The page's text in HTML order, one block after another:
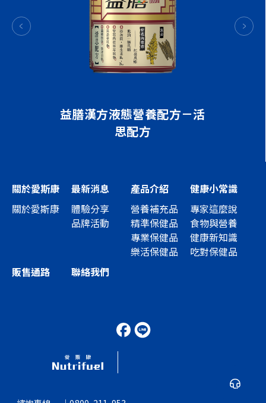
益膳漢方液態營養配方－活
思配方
關於愛斯康
關於愛斯康
最新消息
體驗分享
品牌活動
產品介紹
營養補充品
精準保健品
專業保健品
樂活保健品
健康小常識
專家這麼說
食物與營養
健康新知識
吃對保健品
販售通路
聯絡我們